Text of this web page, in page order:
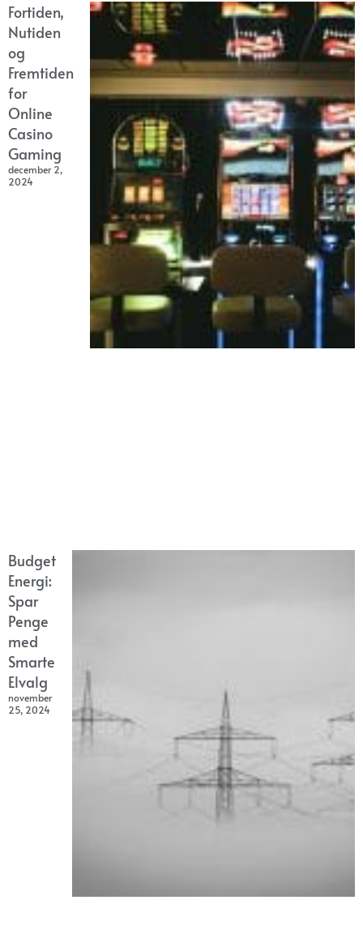
Fortiden,
Nutiden
og
Fremtiden
for
Online
Casino
Gaming
december 2,
2024
Budget
Energi:
Spar
Penge
med
Smarte
Elvalg
november
25, 2024